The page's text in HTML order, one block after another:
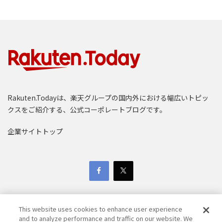
Rakuten.Todayは、楽天グループの国内外における幅広いトピッ
クスをご紹介する、公式コーポレートブログです。
企業サイトトップ
This website uses cookies to enhance user experience
and to analyze performance and traffic on our website. We